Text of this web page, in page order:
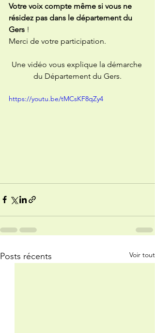
Votre voix compte même si vous ne
résidez pas dans le département du
Gers !
Merci de votre participation.
Une vidéo vous explique la démarche
du Département du Gers.
https://youtu.be/tMCsKF8qZy4
Posts récents Voir tout